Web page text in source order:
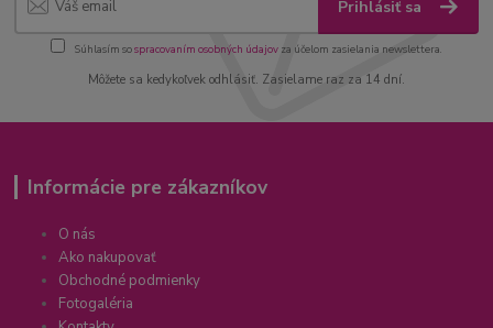
Prihlásiť sa
Súhlasím sospracovaním osobných údajov za účelom zasielania newslettera.
Môžete sa kedykoľvek odhlásiť. Zasielame raz za 14 dní.
Informácie pre zákazníkov
O nás
Ako nakupovať
Obchodné podmienky
Fotogaléria